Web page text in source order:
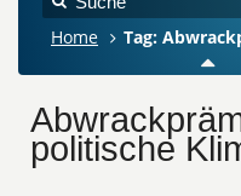
Home Tag:
politische